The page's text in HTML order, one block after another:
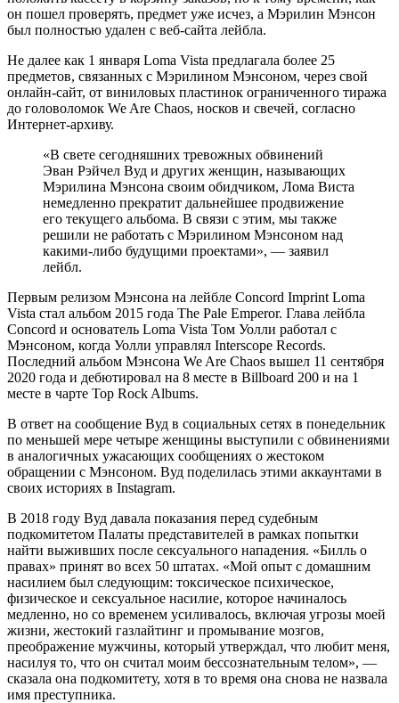
он пошел проверять, предмет уже исчез, а Мэрилин Мэнсон
был полностью удален с веб-сайта лейбла.
Не далее как 1 января Loma Vista предлагала более 25
предметов, связанных с Мэрилином Мэнсоном, через свой
онлайн-сайт, от виниловых пластинок ограниченного тиража
до головоломок We Are Chaos, носков и свечей, согласно
Интернет-архиву.
«В свете сегодняшних тревожных обвинений
Эван Рэйчел Вуд и других женщин, называющих
Мэрилина Мэнсона своим обидчиком, Лома Виста
немедленно прекратит дальнейшее продвижение
его текущего альбома. В связи с этим, мы также
решили не работать с Мэрилином Мэнсоном над
какими-либо будущими проектами», — заявил
лейбл.
Первым релизом Мэнсона на лейбле Concord Imprint Loma
Vista стал альбом 2015 года The Pale Emperor. Глава лейбла
Concord и основатель Loma Vista Том Уолли работал с
Мэнсоном, когда Уолли управлял Interscope Records.
Последний альбом Мэнсона We Are Chaos вышел 11 сентября
2020 года и дебютировал на 8 месте в Billboard 200 и на 1
месте в чарте Top Rock Albums.
В ответ на сообщение Вуд в социальных сетях в понедельник
по меньшей мере четыре женщины выступили с обвинениями
в аналогичных ужасающих сообщениях о жестоком
обращении с Мэнсоном. Вуд поделилась этими аккаунтами в
своих историях в Instagram.
В 2018 году Вуд давала показания перед судебным
подкомитетом Палаты представителей в рамках попытки
найти выживших после сексуального нападения. «Билль о
правах» принят во всех 50 штатах. «Мой опыт с домашним
насилием был следующим: токсическое психическое,
физическое и сексуальное насилие, которое начиналось
медленно, но со временем усиливалось, включая угрозы моей
жизни, жестокий газлайтинг и промывание мозгов,
преображение мужчины, который утверждал, что любит меня,
насилуя то, что он считал моим бессознательным телом», —
сказала она подкомитету, хотя в то время она снова не назвала
имя преступника.